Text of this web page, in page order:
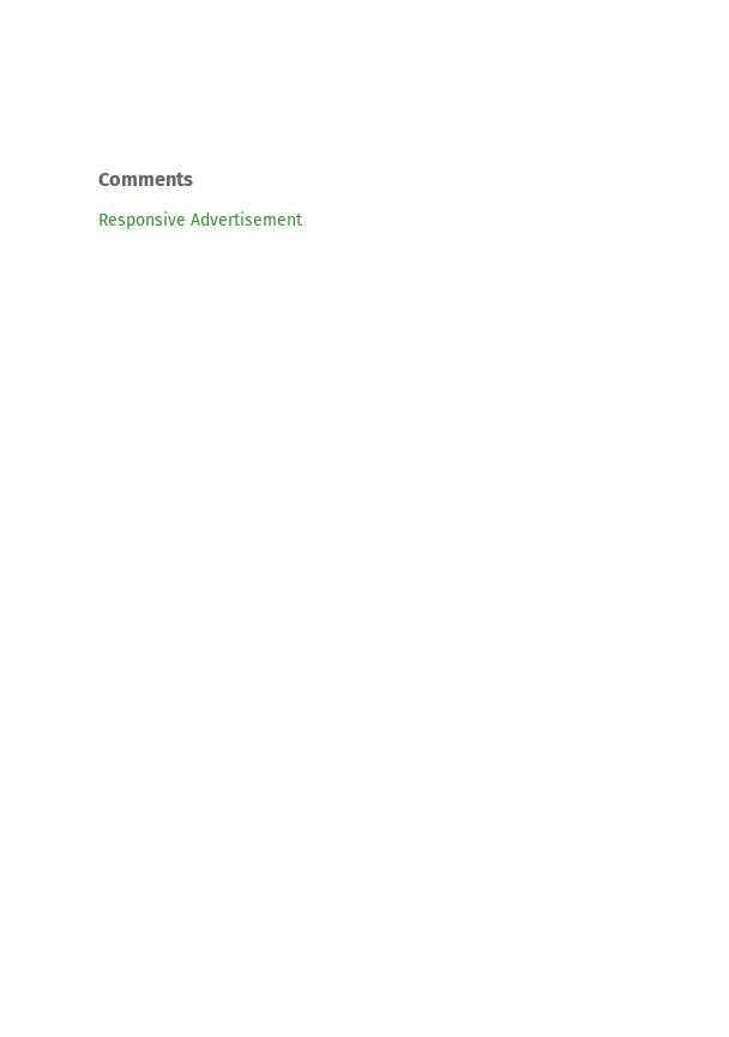
Comments
Responsive Advertisement